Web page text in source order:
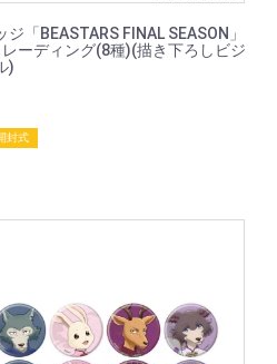
ジ「BEASTARS FINAL SEASON」
ーディング(8種)(描き下ろしビジ
)
封式